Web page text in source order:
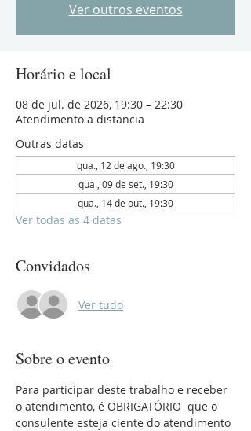
Ver outros eventos
Horário e local
08 de jul. de 2026, 19:30 – 22:30
Atendimento a distancia
Outras datas
qua., 12 de ago., 19:30
qua., 09 de set., 19:30
qua., 14 de out., 19:30
Ver todas as 4 datas
Convidados
Ver tudo
Sobre o evento
Para participar deste trabalho e receber
o atendimento, é OBRIGATÓRIO  que o
consulente esteja ciente do atendimento